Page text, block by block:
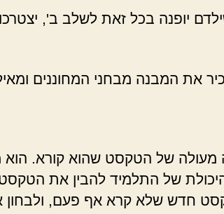
יופנה בכל זאת לשלב ב',
את המבנה מבחני המחוננים
של הטקסט שהוא קורא. הוא
של התלמיד להבין את
חדש שלא קרא אף פעם, ולבחון